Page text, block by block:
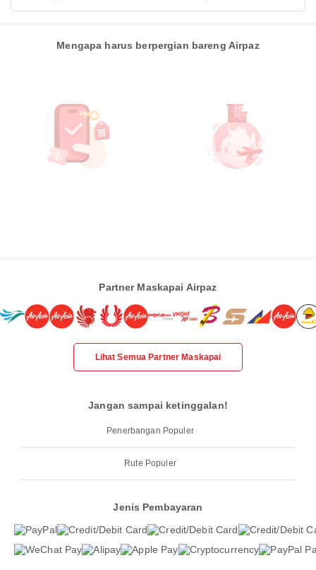
Mengapa harus berpergian bareng Airpaz
Partner Maskapai Airpaz
Lihat Semua Partner Maskapai
Jangan sampai ketinggalan!
Penerbangan Populer
Rute Populer
Jenis Pembayaran